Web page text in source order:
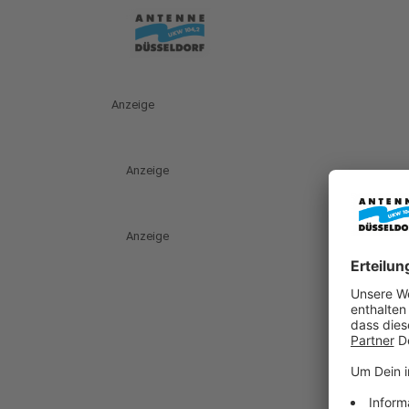
Anzeige
Anzeige
Anzeige